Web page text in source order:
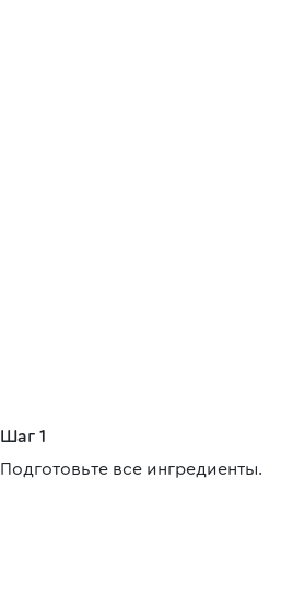
Шаг 1
Подготовьте все ингредиенты.